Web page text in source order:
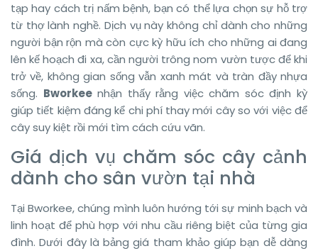
tạp hay cách trị nấm bệnh, bạn có thể lựa chọn sự hỗ trợ
từ thợ lành nghề. Dịch vụ này không chỉ dành cho những
người bận rộn mà còn cực kỳ hữu ích cho những ai đang
lên kế hoạch đi xa, cần người trông nom vườn tược để khi
trở về, không gian sống vẫn xanh mát và tràn đầy nhựa
sống. Bworkeenhận thấy rằng việc chăm sóc định kỳ
giúp tiết kiệm đáng kể chi phí thay mới cây so với việc để
cây suy kiệt rồi mới tìm cách cứu vãn.
Giá dịch vụ chăm sóc cây cảnh
dành cho sân vườn tại nhà
Tại Bworkee, chúng mình luôn hướng tới sự minh bạch và
linh hoạt để phù hợp với nhu cầu riêng biệt của từng gia
đình. Dưới đây là bảng giá tham khảo giúp bạn dễ dàng